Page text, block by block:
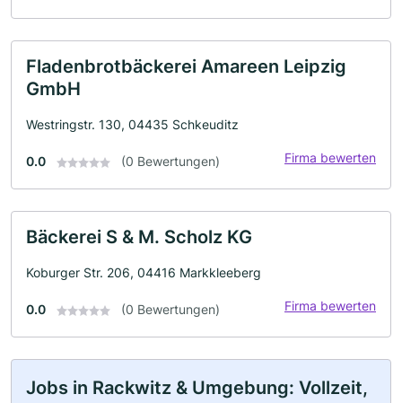
Fladenbrotbäckerei Amareen Leipzig
GmbH
Westringstr. 130, 04435 Schkeuditz
0.0 (0 Bewertungen) Firma bewerten
Bäckerei S & M. Scholz KG
Koburger Str. 206, 04416 Markkleeberg
0.0 (0 Bewertungen) Firma bewerten
Jobs in Rackwitz & Umgebung: Vollzeit,